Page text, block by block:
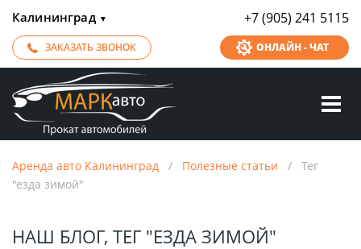
Калининград ▼ +7 (905) 241 5115
ЗАКАЗАТЬ ЗВОНОК ОНЛАЙН - ЧАТ
Аренда авто Калининград / Полезные статьи / Тег
"езда зимой"
НАШ БЛОГ, ТЕГ "ЕЗДА ЗИМОЙ"